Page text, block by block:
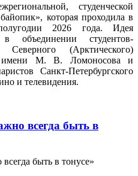
студенческой
которая проходила в
2026 года. Идея
в объединении студентов-
(Арктического)
имени М. В. Ломоносова и
Санкт-Петербургского
и телевидения.
всегда быть в